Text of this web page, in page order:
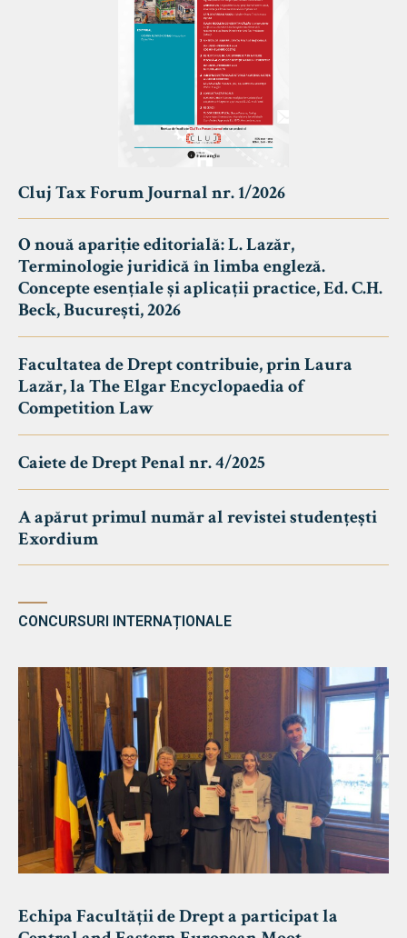
Cluj Tax Forum Journal nr. 1/2026
O nouă apariție editorială: L. Lazăr,
Terminologie juridică în limba engleză.
Concepte esențiale și aplicații practice, Ed. C.H.
Beck, București, 2026
Facultatea de Drept contribuie, prin Laura
Lazăr, la The Elgar Encyclopaedia of
Competition Law
Caiete de Drept Penal nr. 4/2025
A apărut primul număr al revistei studențești
Exordium
CONCURSURI INTERNAȚIONALE
Echipa Facultății de Drept a participat la